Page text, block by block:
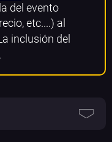
del evento
etc....) al
inclusión del